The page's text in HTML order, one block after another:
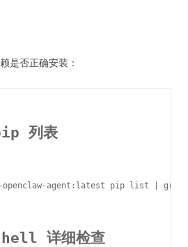
是否正确安装：
列表
openclaw-agent:latest pip list |
详细检查